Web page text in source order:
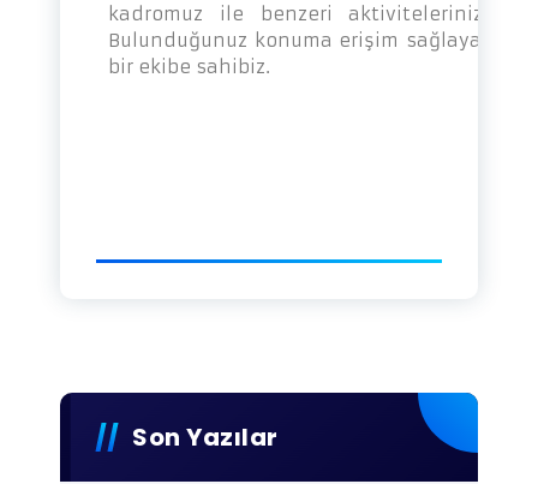
kadromuz ile benzeri aktivitelerinizi
Bulunduğunuz konuma erişim sağlayarak
bir ekibe sahibiz.
Son Yazılar